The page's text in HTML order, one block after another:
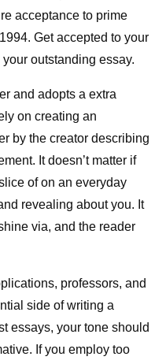
acceptance to prime
Get accepted to your
outstanding essay.
and adopts a extra
on creating an
by the creator describing
It doesn’t matter if
of on an everyday
revealing about you. It
via, and the reader
professors, and
side of writing a
essays, your tone should
If you employ too